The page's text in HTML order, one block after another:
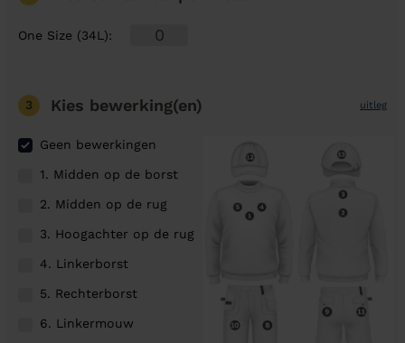
One Size (34L):
3 Kies bewerking(en) uitleg
Geen bewerkingen
1. Midden op de borst
2. Midden op de rug
3. Hoogachter op de rug
4. Linkerborst
5. Rechterborst
6. Linkermouw